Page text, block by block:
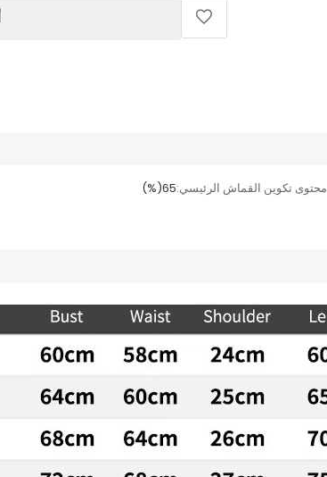
محتوى تكوين القماش الرئيسي:65(%)